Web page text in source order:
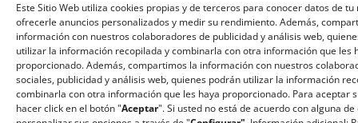
Este Sitio Web utiliza cookies propias y de terceros para conocer datos de tu
ofrecerle anuncios personalizados y medir su rendimiento. Además,
información con nuestros colaboradores de publicidad y análisis web,
utilizar la información recopilada y combinarla con otra información que les
proporcionado. Además, compartimos la información con nuestros
sociales, publicidad y análisis web, quienes podrán utilizar la información
combinarla con otra información que les haya proporcionado. Para aceptar
hacer click en el botón "Aceptar". Si usted no está de acuerdo con alguna